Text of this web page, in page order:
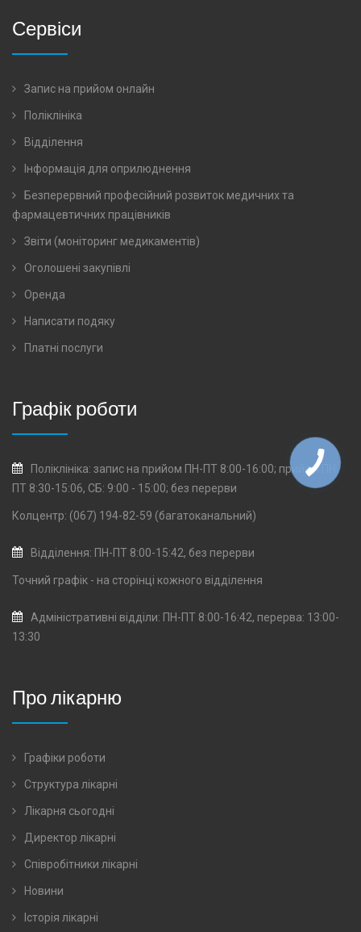
Сервіси
Запис на прийом онлайн
Поліклініка
Відділення
Інформація для оприлюднення
Безперервний професійний розвиток медичних та
фармацевтичних працівників
Звіти (моніторинг медикаментів)
Оголошені закупівлі
Оренда
Написати подяку
Платні послуги
Графік роботи
Поліклініка: запис на прийом ПН-ПТ 8:00-16:00; прийом ПН-
ПТ 8:30-15:06, СБ: 9:00 - 15:00; без перерви
Колцентр: (067) 194-82-59 (багатоканальний)
Відділення: ПН-ПТ 8:00-15:42, без перерви
Точний графік - на сторінці кожного відділення
Адміністративні відділи: ПН-ПТ 8:00-16:42, перерва: 13:00-
13:30
Про лікарню
Графіки роботи
Структура лікарні
Лікарня сьогодні
Директор лікарні
Співробітники лікарні
Новини
Історія лікарні